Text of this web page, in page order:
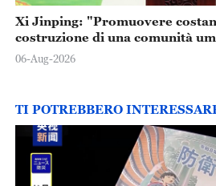
Xi Jinping: "Promuovere
costruzione di una comunità
condiviso"
06-Aug-2026
TI POTREBBERO